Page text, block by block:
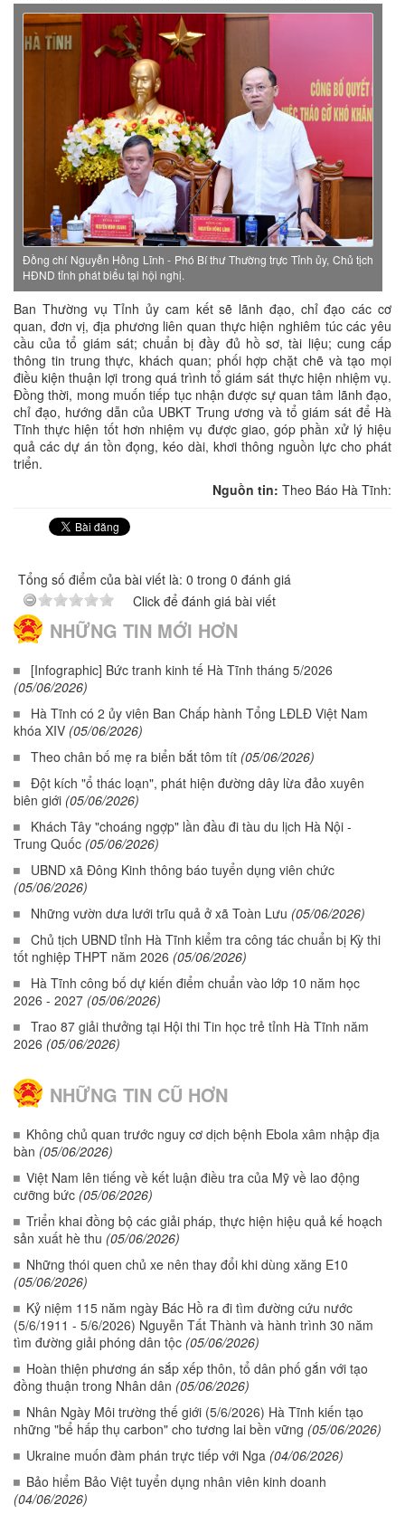
Đồng chí Nguyễn Hồng Lĩnh - Phó Bí thư Thường trực Tỉnh ủy, Chủ tịch
HĐND tỉnh phát biểu tại hội nghị.
Ban Thường vụ Tỉnh ủy cam kết sẽ lãnh đạo, chỉ đạo các cơ
quan, đơn vị, địa phương liên quan thực hiện nghiêm túc các yêu
cầu của tổ giám sát; chuẩn bị đầy đủ hồ sơ, tài liệu; cung cấp
thông tin trung thực, khách quan; phối hợp chặt chẽ và tạo mọi
điều kiện thuận lợi trong quá trình tổ giám sát thực hiện nhiệm vụ.
Đồng thời, mong muốn tiếp tục nhận được sự quan tâm lãnh đạo,
chỉ đạo, hướng dẫn của UBKT Trung ương và tổ giám sát để Hà
Tĩnh thực hiện tốt hơn nhiệm vụ được giao, góp phần xử lý hiệu
quả các dự án tồn đọng, kéo dài, khơi thông nguồn lực cho phát
triển.
Nguồn tin: Theo Báo Hà Tĩnh:
Tổng số điểm của bài viết là: 0 trong 0 đánh giá
Click để đánh giá bài viết
NHỮNG TIN MỚI HƠN
[Infographic] Bức tranh kinh tế Hà Tĩnh tháng 5/2026
(05/06/2026)
Hà Tĩnh có 2 ủy viên Ban Chấp hành Tổng LĐLĐ Việt Nam
khóa XIV (05/06/2026)
Theo chân bố mẹ ra biển bắt tôm tít (05/06/2026)
Đột kích "ổ thác loạn", phát hiện đường dây lừa đảo xuyên
biên giới (05/06/2026)
Khách Tây "choáng ngợp" lần đầu đi tàu du lịch Hà Nội -
Trung Quốc (05/06/2026)
UBND xã Đông Kinh thông báo tuyển dụng viên chức
(05/06/2026)
Những vườn dưa lưới trĩu quả ở xã Toàn Lưu (05/06/2026)
Chủ tịch UBND tỉnh Hà Tĩnh kiểm tra công tác chuẩn bị Kỳ thi
tốt nghiệp THPT năm 2026 (05/06/2026)
Hà Tĩnh công bố dự kiến điểm chuẩn vào lớp 10 năm học
2026 - 2027 (05/06/2026)
Trao 87 giải thưởng tại Hội thi Tin học trẻ tỉnh Hà Tĩnh năm
2026 (05/06/2026)
NHỮNG TIN CŨ HƠN
Không chủ quan trước nguy cơ dịch bệnh Ebola xâm nhập địa
bàn (05/06/2026)
Việt Nam lên tiếng về kết luận điều tra của Mỹ về lao động
cưỡng bức (05/06/2026)
Triển khai đồng bộ các giải pháp, thực hiện hiệu quả kế hoạch
sản xuất hè thu (05/06/2026)
Những thói quen chủ xe nên thay đổi khi dùng xăng E10
(05/06/2026)
Kỷ niệm 115 năm ngày Bác Hồ ra đi tìm đường cứu nước
(5/6/1911 - 5/6/2026) Nguyễn Tất Thành và hành trình 30 năm
tìm đường giải phóng dân tộc (05/06/2026)
Hoàn thiện phương án sắp xếp thôn, tổ dân phố gắn với tạo
đồng thuận trong Nhân dân (05/06/2026)
Nhân Ngày Môi trường thế giới (5/6/2026) Hà Tĩnh kiến tạo
những "bể hấp thụ carbon" cho tương lai bền vững (05/06/2026)
Ukraine muốn đàm phán trực tiếp với Nga (04/06/2026)
Bảo hiểm Bảo Việt tuyển dụng nhân viên kinh doanh
(04/06/2026)